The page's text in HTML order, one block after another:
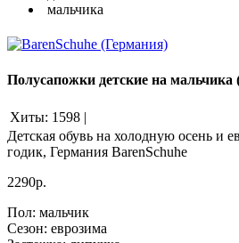
Полусапожки детские на мальчика
Хиты: 1598 |
Детская обувь на холодную осень и
годик, Германия BarenSchuhe
2290р.
Пол: мальчик
Сезон: еврозима